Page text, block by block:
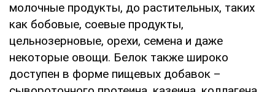
молочные продукты, до растительных, таких
как бобовые, соевые продукты,
цельнозерновые, орехи, семена и даже
некоторые овощи. Белок также широко
доступен в форме пищевых добавок –